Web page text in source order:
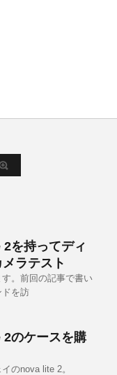
を持ってディ
ラテスト
。前回の記事で書い
ドを訪
のケースを購
のnova lite 2。